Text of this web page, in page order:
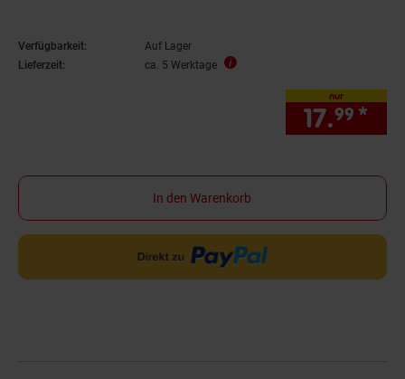
Verfügbarkeit:
Auf Lager
Lieferzeit:
ca. 5 Werktage
nur
17.99 *
In den Warenkorb